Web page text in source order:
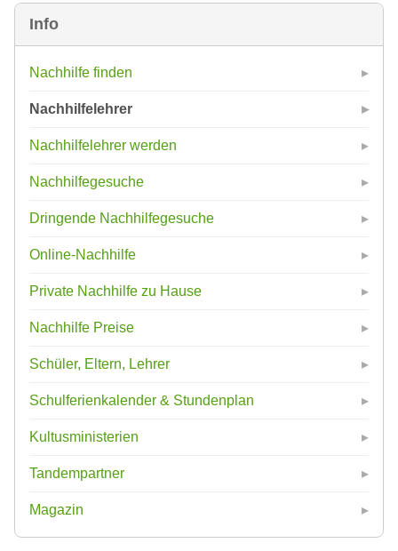
Info
Nachhilfe finden
Nachhilfelehrer
Nachhilfelehrer werden
Nachhilfegesuche
Dringende Nachhilfegesuche
Online-Nachhilfe
Private Nachhilfe zu Hause
Nachhilfe Preise
Schüler, Eltern, Lehrer
Schulferienkalender & Stundenplan
Kultusministerien
Tandempartner
Magazin